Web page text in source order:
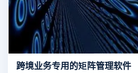
跨境业务专用的矩阵管理软件